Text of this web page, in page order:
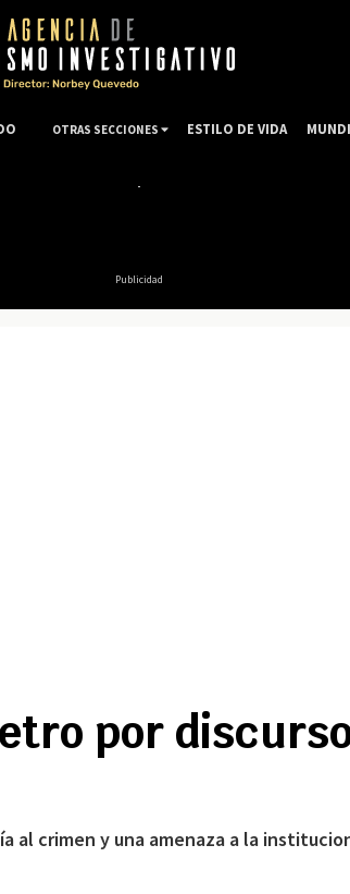
Publicidad
por
crimen y una amenaza a la
OTRAS SECCIONES ESTILO DE VIDA